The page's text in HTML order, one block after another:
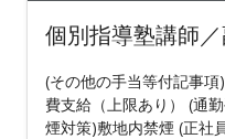
個別指導塾講師
(その他の手当等付記事
費支給（上限あり） (通
煙対策)敷地内禁煙 (正社